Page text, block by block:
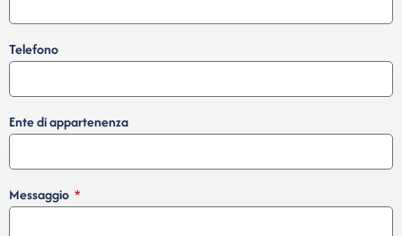
Telefono
Ente di appartenenza
Messaggio